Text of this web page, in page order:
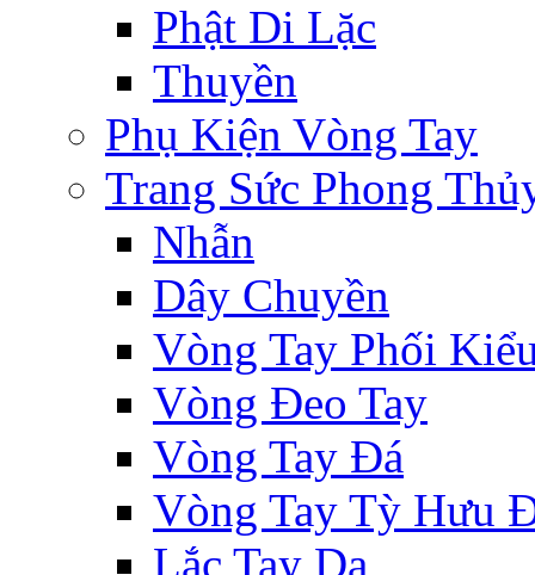
Phật Di Lặc
Thuyền
Phụ Kiện Vòng Tay
Trang Sức Phong
Nhẫn
Dây Chuyền
Vòng Tay Phối
Vòng Đeo Tay
Vòng Tay Đá
Vòng Tay Tỳ Hưu
Lắc Tay Da